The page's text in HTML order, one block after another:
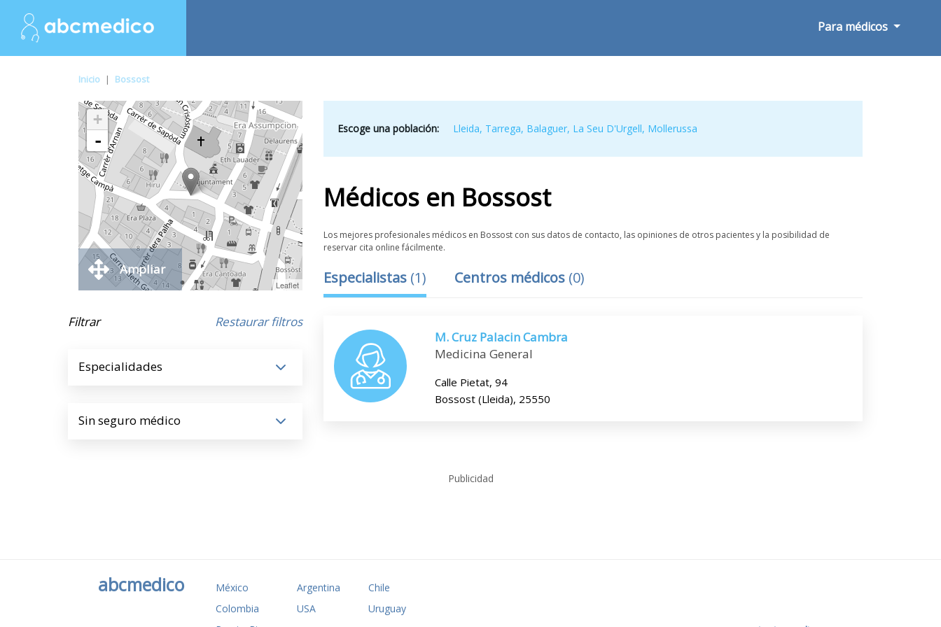
Para médicos
Inicio | Bossost
+
-
Leaflet
Ampliar
Filtrar Restaurar filtros
Especialidades
Sin seguro médico
Escoge una población: Lleida, Tarrega, Balaguer, La Seu D'Urgell, Mollerussa
Médicos en Bossost
Los mejores profesionales médicos en Bossost con sus datos de contacto, las opiniones de otros pacientes y la posibilidad de
reservar cita online fácilmente.
Especialistas (1) Centros médicos (0)
M. Cruz Palacin Cambra
Medicina General
Calle Pietat, 94
Bossost (Lleida), 25550
Publicidad
abcmedico México Argentina
Chile
Colombia
USA
Uruguay